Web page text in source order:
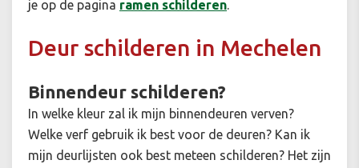
je op de pagina ramen schilderen.
Deur schilderen in Mechelen
Binnendeur schilderen?
In welke kleur zal ik mijn binnendeuren verven?
Welke verf gebruik ik best voor de deuren? Kan ik
mijn deurlijsten ook best meteen schilderen? Het zijn